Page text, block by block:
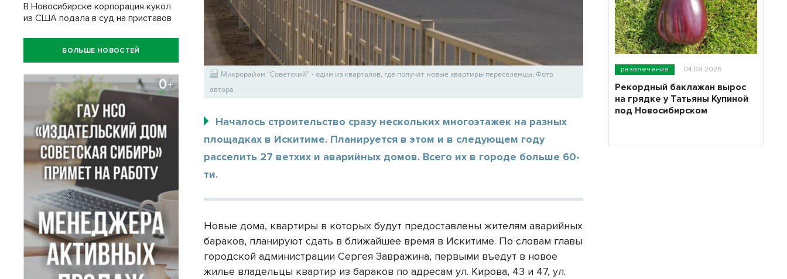
Микрорайон "Советский" - один из кварталов, где получат новые квартиры переселенцы. Фото
автора
Началось строительство сразу нескольких многоэтажек на разных
площадках в Искитиме. Планируется в этом и в следующем году
расселить 27 ветхих и аварийных домов. Всего их в городе больше 60-
ти.
Новые дома, квартиры в которых будут предоставлены жителям аварийных
бараков, планируют сдать в ближайшее время в Искитиме. По словам главы
городской администрации Сергея Завражина, первыми въедут в новое
жилье владельцы квартир из бараков по адресам ул. Кирова, 43 и 47, ул.
В Новосибирске корпорация кукол
из США подала в суд на приставов
БОЛЬШЕ НОВОСТЕЙ
развлечения 04.08.2026
Рекордный баклажан вырос
на грядке у Татьяны Купиной
под Новосибирском